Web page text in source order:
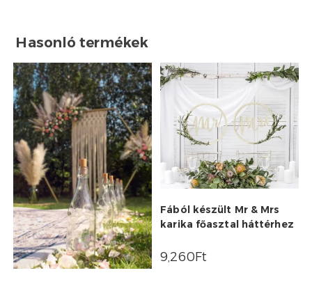
Hasonló termékek
Fából készült Mr & Mrs
karika főasztal háttérhez
9,260Ft